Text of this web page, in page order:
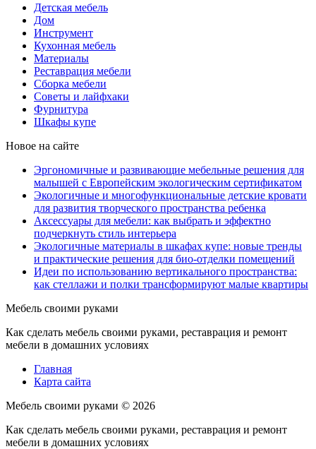
Детская мебель
Дом
Инструмент
Кухонная мебель
Материалы
Реставрация мебели
Сборка мебели
Советы и лайфхаки
Фурнитура
Шкафы купе
Новое на сайте
Эргономичные и развивающие мебельные решения для
малышей с Европейским экологическим сертификатом
Экологичные и многофункциональные детские кровати
для развития творческого пространства ребенка
Аксессуары для мебели: как выбрать и эффектно
подчеркнуть стиль интерьера
Экологичные материалы в шкафах купе: новые тренды
и практические решения для био-отделки помещений
Идеи по использованию вертикального пространства:
как стеллажи и полки трансформируют малые квартиры
Мебель своими руками
Как сделать мебель своими руками, реставрация и ремонт
мебели в домашних условиях
Главная
Карта сайта
Мебель своими руками © 2026
Как сделать мебель своими руками, реставрация и ремонт
мебели в домашних условиях